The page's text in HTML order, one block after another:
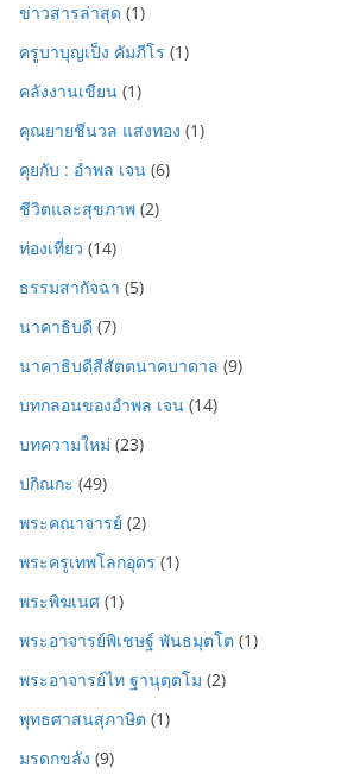
ข่าวสารล่าสุด (1)
ครูบาบุญเป็ง คัมภีโร (1)
คลังงานเขียน (1)
คุณยายชีนวล แสงทอง (1)
คุยกับ : อำพล เจน (6)
ชีวิตและสุขภาพ (2)
ท่องเที่ยว (14)
ธรรมสากัจฉา (5)
นาคาธิบดี (7)
นาคาธิบดีสีสัตตนาคบาดาล (9)
บทกลอนของอำพล เจน (14)
บทความใหม่ (23)
ปกิณกะ (49)
พระคณาจารย์ (2)
พระครูเทพโลกอุดร (1)
พระพิฆเนศ (1)
พระอาจารย์พิเชษฐ์ พันธมุตโต (1)
พระอาจารย์ไท ฐานุตฺตโม (2)
พุทธศาสนสุภาษิต (1)
มรดกขลัง (9)